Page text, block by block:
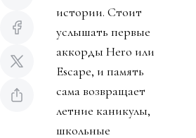
истории. Стоит
услышать первые
аккорды Hero или
Escape, и память
сама возвращает
летние каникулы,
школьные